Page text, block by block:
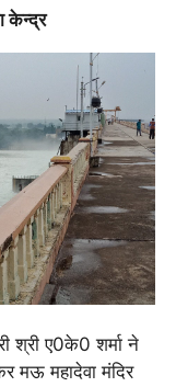
केन्द्र
श्री ए0के0 शर्मा ने
महादेवा मंदिर